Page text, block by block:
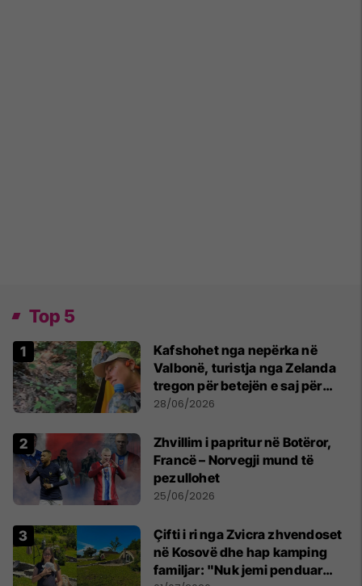
Top 5
Kafshohet nga nepërka në
Valbonë, turistja nga Zelanda
tregon për betejën e saj për
mbijetesë
28/06/2026
Zhvillim i papritur në Botëror,
Francë – Norvegji mund të
pezullohet
25/06/2026
Çifti i ri nga Zvicra zhvendoset
në Kosovë dhe hap kamping
familjar: "Nuk jemi penduar